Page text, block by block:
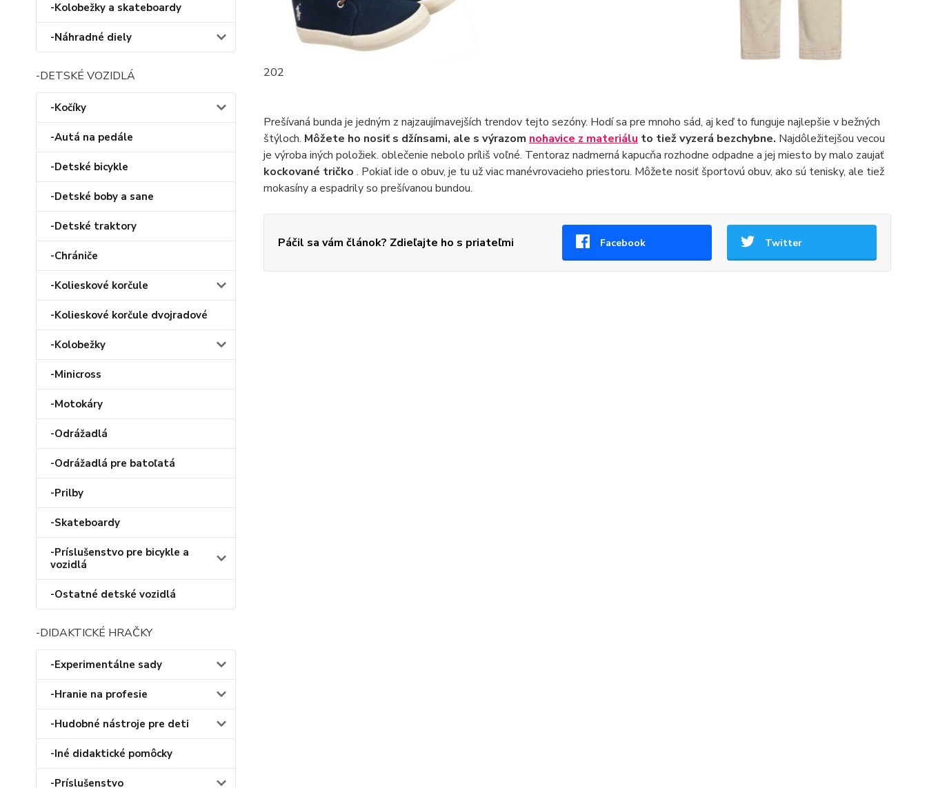
-Kolobežky a skateboardy
-Náhradné diely
-DETSKÉ VOZIDLÁ
-Kočíky
-Autá na pedále
-Detské bicykle
-Detské boby a sane
-Detské traktory
-Chrániče
-Kolieskové korčule
-Kolieskové korčule dvojradové
-Kolobežky
-Minicross
-Motokáry
-Odrážadlá
-Odrážadlá pre batoľatá
-Prilby
-Skateboardy
-Príslušenstvo pre bicykle a
vozidlá
-Ostatné detské vozidlá
-DIDAKTICKÉ HRAČKY
-Experimentálne sady
-Hranie na profesie
-Hudobné nástroje pre deti
-Iné didaktické pomôcky
-Príslušenstvo
202
Prešívaná bunda je jedným z najzaujímavejších trendov tejto sezóny. Hodí sa pre mnoho sád, aj keď to funguje najlepšie v bežných
štýloch. Môžete ho nosiť s džínsami, ale s výrazom nohavice z materiálu to tiež vyzerá bezchybne. Najdôležitejšou vecou
je výroba iných položiek. oblečenie nebolo príliš voľné. Tentoraz nadmerná kapucňa rozhodne odpadne a jej miesto by malo zaujať
kockované tričko . Pokiaľ ide o obuv, je tu už viac manévrovacieho priestoru. Môžete nosiť športovú obuv, ako sú tenisky, ale tiež
mokasíny a espadrily so prešívanou bundou.
Páčil sa vám článok? Zdieľajte ho s priateľmi Facebook Twitter